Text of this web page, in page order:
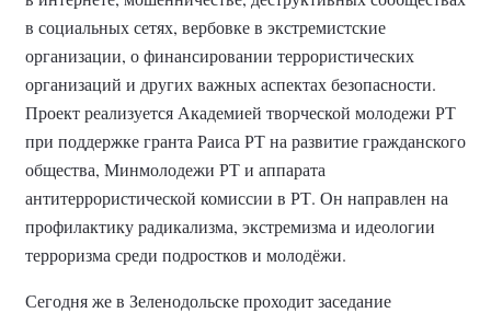
в социальных сетях, вербовке в экстремистские
организации, о финансировании террористических
организаций и других важных аспектах безопасности.
Проект реализуется Академией творческой молодежи РТ
при поддержке гранта Раиса РТ на развитие гражданского
общества, Минмолодежи РТ и аппарата
антитеррористической комиссии в РТ. Он направлен на
профилактику радикализма, экстремизма и идеологии
терроризма среди подростков и молодёжи.
Сегодня же в Зеленодольске проходит заседание